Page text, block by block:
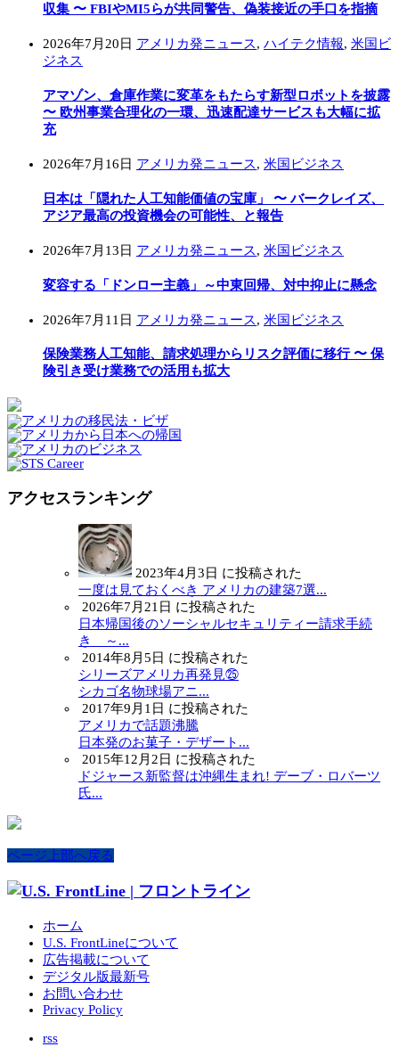
収集 〜 FBIやMI5らが共同警告、偽装接近の手口を指摘
2026年7月20日 アメリカ発ニュース, ハイテク情報, 米国ビ
ジネス
アマゾン、倉庫作業に変革をもたらす新型ロボットを披露
〜 欧州事業合理化の一環、迅速配達サービスも大幅に拡
充
2026年7月16日 アメリカ発ニュース, 米国ビジネス
日本は「隠れた人工知能価値の宝庫」 〜 バークレイズ、
アジア最高の投資機会の可能性、と報告
2026年7月13日 アメリカ発ニュース, 米国ビジネス
変容する「ドンロー主義」～中東回帰、対中抑止に懸念
2026年7月11日 アメリカ発ニュース, 米国ビジネス
保険業務人工知能、請求処理からリスク評価に移行 〜 保
険引き受け業務での活用も拡大
アクセスランキング
2023年4月3日 に投稿された
一度は見ておくべき アメリカの建築7選...
2026年7月21日 に投稿された
日本帰国後のソーシャルセキュリティー請求手続
き ～...
2014年8月5日 に投稿された
シリーズアメリカ再発見㉕
シカゴ名物球場アニ...
2017年9月1日 に投稿された
アメリカで話題沸騰
日本発のお菓子・デザート...
2015年12月2日 に投稿された
ドジャース新監督は沖縄生まれ! デーブ・ロバーツ
氏...
ページ上部へ戻る
ホーム
U.S. FrontLineについて
広告掲載について
デジタル版最新号
お問い合わせ
Privacy Policy
rss